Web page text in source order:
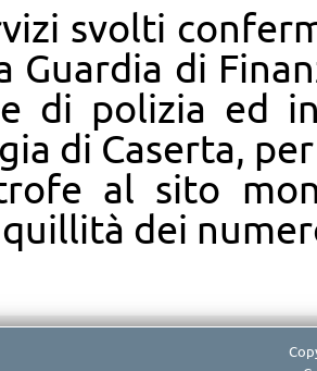
svolti
Guardia di
di polizia ed
di Caserta,
al sito
dei